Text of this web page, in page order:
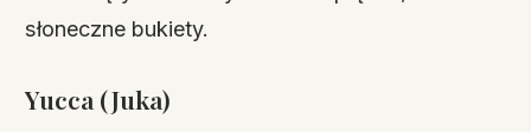
słoneczne bukiety.
Yucca (Juka)